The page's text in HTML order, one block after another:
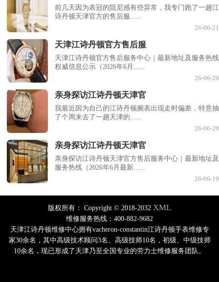
前几天因为表冠的阻尼感有些异常，我专门跑了一趟江
诗丹顿天津官方的售后服......
26-06-21
天津江诗丹顿官方售后服
天津江诗丹顿官方售后服务中心｜最新地址及服务热线
权威信息公示（2026年6月......
26-06-20
亲身探访江诗丹顿天津官
我最近因为自己的江诗丹顿腕表出现走时偏差，特意抽
了个周末去了一趟天津的......
26-06-20
亲身探访江诗丹顿天津官
亲身探访江诗丹顿天津官方售后服务中心｜最新地址及
服务热线（2026年6月最新......
26-06-19
版权所有： Copyright © 2018-2032 XML
维修服务热线：400-882-9682
天津江诗丹顿维修中心拥有vacheron-constantin江诗丹顿手表维修专
家30余名，其中高级技术顾问3名、高级技师10名，初级、中级技师
10余名，现已形成了天津乃至全国专业的劳力士维修服务团队。